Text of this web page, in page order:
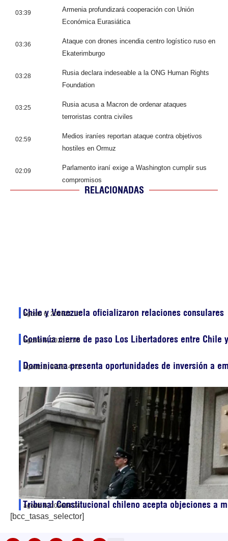
03:39
Armenia profundizará cooperación con Unión
Económica Eurasiática
03:36
Ataque con drones incendia centro logístico ruso en
Ekaterimburgo
03:28
Rusia declara indeseable a la ONG Human Rights
Foundation
03:25
Rusia acusa a Macron de ordenar ataques
terroristas contra civiles
02:59
Medios iraníes reportan ataque contra objetivos
hostiles en Ormuz
02:09
Parlamento iraní exige a Washington cumplir sus
compromisos
RELACIONADAS
Chile y Venezuela oficializaron relaciones consulares
agosto 6, 202621:14
Continúa cierre de paso Los Libertadores entre Chile
agosto 6, 202615:46
Dominicana presenta oportunidades de inversión a
agosto 6, 202614:43
Tribunal Constitucional chileno acepta objeciones a
agosto 6, 202614:24
[bcc_tasas_selector]